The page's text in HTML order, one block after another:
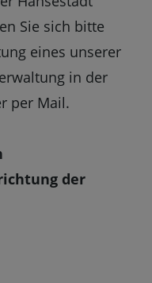
Sie sich bitte
eines unserer
in der
per Mail.
der